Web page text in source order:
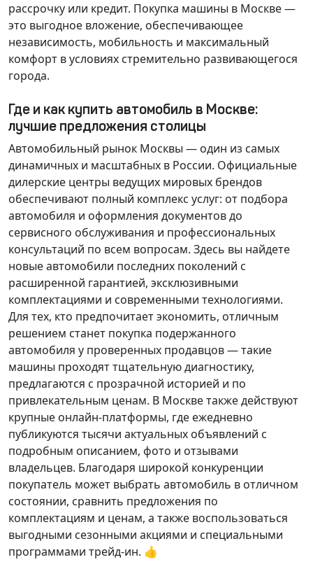
рассрочку или кредит. Покупка машины в Москве —
это выгодное вложение, обеспечивающее
независимость, мобильность и максимальный
комфорт в условиях стремительно развивающегося
города.
Где и как купить автомобиль в Москве:
лучшие предложения столицы
Автомобильный рынок Москвы — один из самых
динамичных и масштабных в России. Официальные
дилерские центры ведущих мировых брендов
обеспечивают полный комплекс услуг: от подбора
автомобиля и оформления документов до
сервисного обслуживания и профессиональных
консультаций по всем вопросам. Здесь вы найдете
новые автомобили последних поколений с
расширенной гарантией, эксклюзивными
комплектациями и современными технологиями.
Для тех, кто предпочитает экономить, отличным
решением станет покупка подержанного
автомобиля у проверенных продавцов — такие
машины проходят тщательную диагностику,
предлагаются с прозрачной историей и по
привлекательным ценам. В Москве также действуют
крупные онлайн-платформы, где ежедневно
публикуются тысячи актуальных объявлений с
подробным описанием, фото и отзывами
владельцев. Благодаря широкой конкуренции
покупатель может выбрать автомобиль в отличном
состоянии, сравнить предложения по
комплектациям и ценам, а также воспользоваться
выгодными сезонными акциями и специальными
программами трейд-ин. 👍